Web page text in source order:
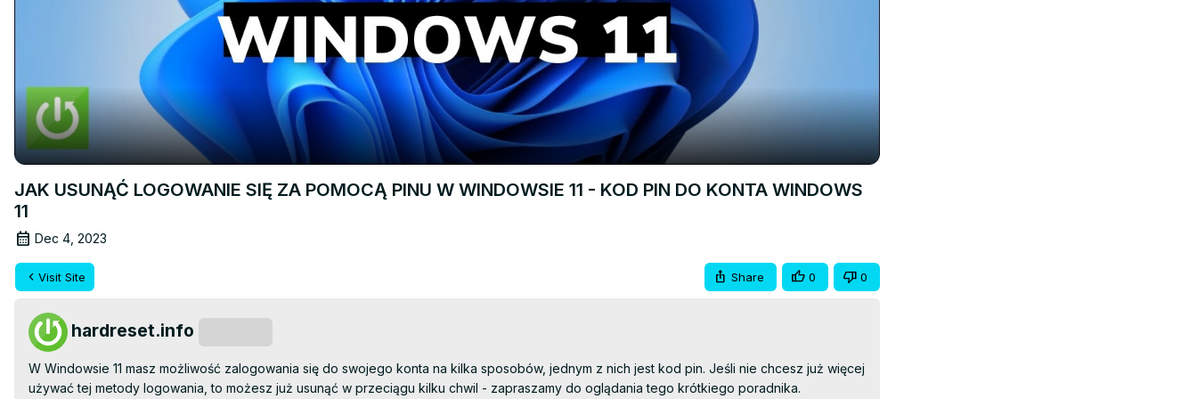
JAK USUNĄĆ LOGOWANIE SIĘ ZA POMOCĄ PINU W WINDOWSIE 11 - KOD PIN DO KONTA WINDOWS
11
Dec 4, 2023
Visit Site Share 0 0
hardreset.info
W Windowsie 11 masz możliwość zalogowania się do swojego konta na kilka sposobów, jednym z nich jest kod pin. Jeśli nie chcesz już więcej
używać tej metody logowania, to możesz już usunąć w przeciągu kilku chwil - zapraszamy do oglądania tego krótkiego poradnika.